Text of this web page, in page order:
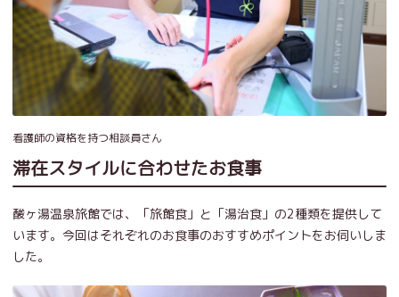
看護師の資格を持つ相談員さん
滞在スタイルに合わせたお食事
酸ヶ湯温泉旅館では、「旅館食」と「湯治食」の2種類を提供して
います。今回はそれぞれのお食事のおすすめポイントをお伺いしま
した。